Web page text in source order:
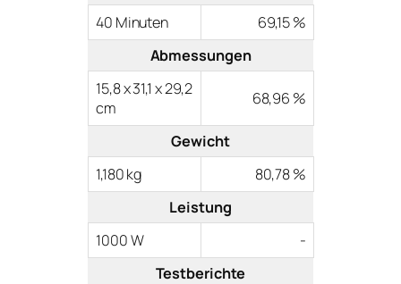
40 Minuten
69,15 %
Abmessungen
15,8 x 31,1 x 29,2
cm
68,96 %
Gewicht
1,180 kg
80,78 %
Leistung
1000 W
-
Testberichte